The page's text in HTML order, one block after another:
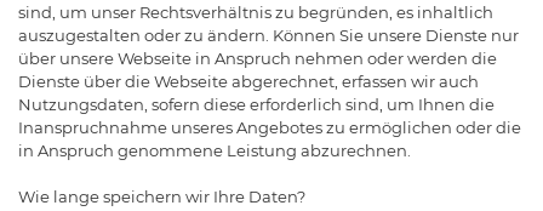
sind, um unser Rechtsverhältnis zu begründen, es inhaltlich
auszugestalten oder zu ändern. Können Sie unsere Dienste nur
über unsere Webseite in Anspruch nehmen oder werden die
Dienste über die Webseite abgerechnet, erfassen wir auch
Nutzungsdaten, sofern diese erforderlich sind, um Ihnen die
Inanspruchnahme unseres Angebotes zu ermöglichen oder die
in Anspruch genommene Leistung abzurechnen.
Wie lange speichern wir Ihre Daten?